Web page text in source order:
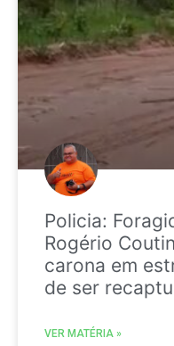
Policia:
Rogério
carona em
de ser
VER MATÉRIA »